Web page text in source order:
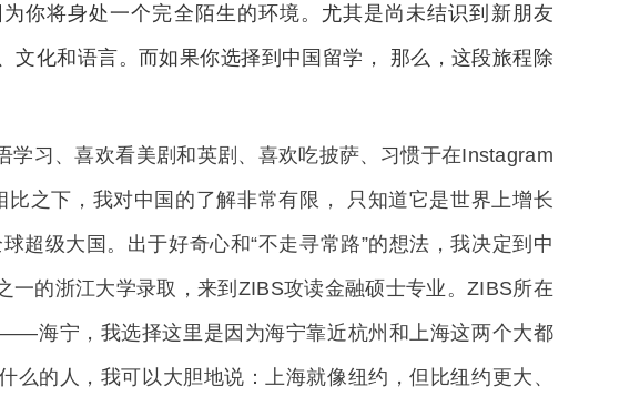
你将身处一个完全陌生的环境。尤其是尚未结识到新朋友
文化和语言。而如果你选择到中国留学， 那么，这段旅程除
学习、喜欢看美剧和英剧、喜欢吃披萨、习惯于在Instagram
之下，我对中国的了解非常有限， 只知道它是世界上增长
超级大国。出于好奇心和“不走寻常路”的想法，我决定到中
一的浙江大学录取，来到ZIBS攻读金融硕士专业。ZIBS所在
海宁，我选择这里是因为海宁靠近杭州和上海这两个大都
么的人，我可以大胆地说：上海就像纽约，但比纽约更大、